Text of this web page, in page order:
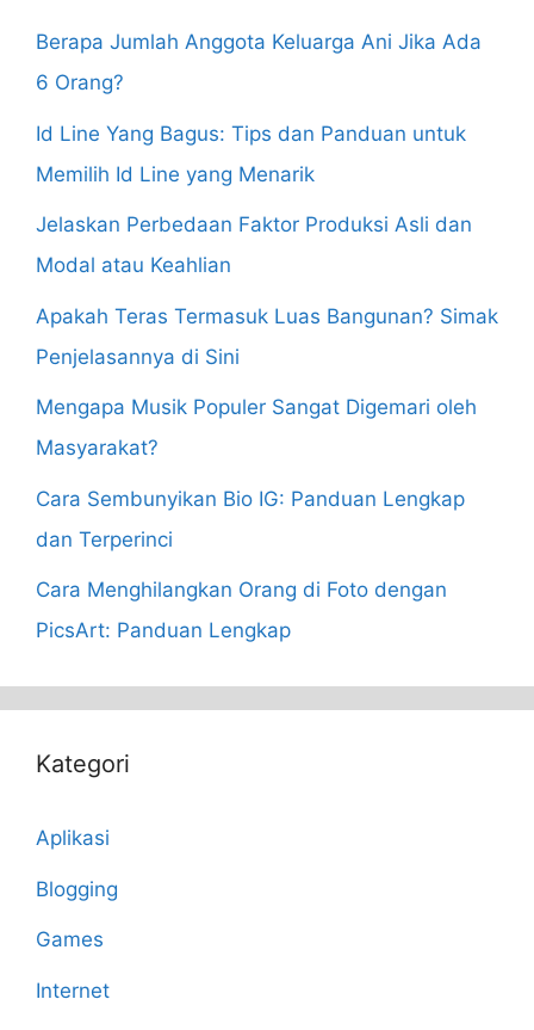
Berapa Jumlah Anggota Keluarga Ani Jika Ada
6 Orang?
Id Line Yang Bagus: Tips dan Panduan untuk
Memilih Id Line yang Menarik
Jelaskan Perbedaan Faktor Produksi Asli dan
Modal atau Keahlian
Apakah Teras Termasuk Luas Bangunan? Simak
Penjelasannya di Sini
Mengapa Musik Populer Sangat Digemari oleh
Masyarakat?
Cara Sembunyikan Bio IG: Panduan Lengkap
dan Terperinci
Cara Menghilangkan Orang di Foto dengan
PicsArt: Panduan Lengkap
Kategori
Aplikasi
Blogging
Games
Internet